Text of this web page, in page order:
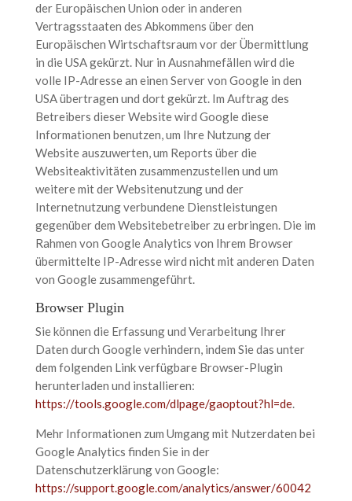
der Europäischen Union oder in anderen
Vertragsstaaten des Abkommens über den
Europäischen Wirtschaftsraum vor der Übermittlung
in die USA gekürzt. Nur in Ausnahmefällen wird die
volle IP-Adresse an einen Server von Google in den
USA übertragen und dort gekürzt. Im Auftrag des
Betreibers dieser Website wird Google diese
Informationen benutzen, um Ihre Nutzung der
Website auszuwerten, um Reports über die
Websiteaktivitäten zusammenzustellen und um
weitere mit der Websitenutzung und der
Internetnutzung verbundene Dienstleistungen
gegenüber dem Websitebetreiber zu erbringen. Die im
Rahmen von Google Analytics von Ihrem Browser
übermittelte IP-Adresse wird nicht mit anderen Daten
von Google zusammengeführt.
Browser Plugin
Sie können die Erfassung und Verarbeitung Ihrer
Daten durch Google verhindern, indem Sie das unter
dem folgenden Link verfügbare Browser-Plugin
herunterladen und installieren:
https://tools.google.com/dlpage/gaoptout?hl=de.
Mehr Informationen zum Umgang mit Nutzerdaten bei
Google Analytics finden Sie in der
Datenschutzerklärung von Google:
https://support.google.com/analytics/answer/60042